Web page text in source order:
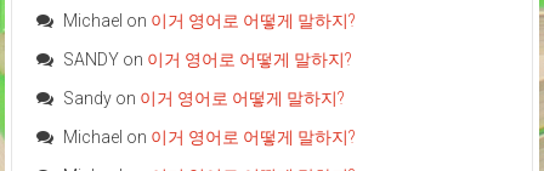
Michael on 이거 영어로 어떻게 말하지?
SANDYon 이거 영어로 어떻게 말하지?
Sandyon 이거 영어로 어떻게 말하지?
Michael on 이거 영어로 어떻게 말하지?